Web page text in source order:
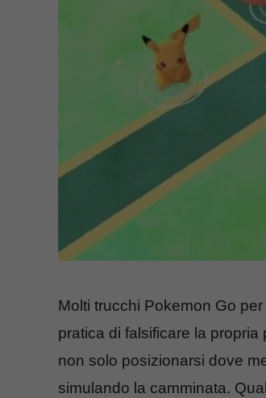
Molti trucchi Pokemon Go
pratica di falsificare la
non solo posizionarsi dove
simulando la camminata.